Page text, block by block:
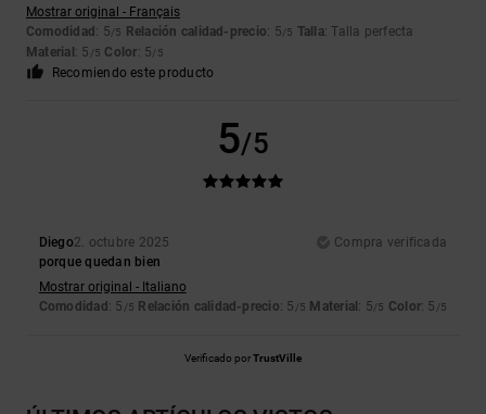
Mostrar original - Français
Comodidad : 5/5 Relación calidad-precio: 5/5 Talla: Talla perfecta
Material : 5 /5 Color: 5/5
Recomiendo este producto
5/5
Diego2. octubre 2025
Compra verificada
porque quedan bien
Mostrar original - Italiano
Comodidad : 5 /5 Relación calidad-precio: 5 /5 Material : 5/5 Color: 5 /5
Verificado porTrustVille